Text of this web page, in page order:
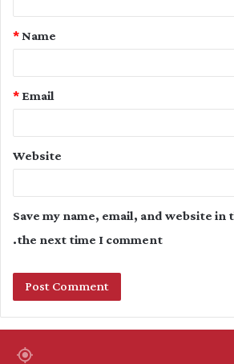
Name
*
Email
*
Website
Save my name, email, and website
the next time I comment.